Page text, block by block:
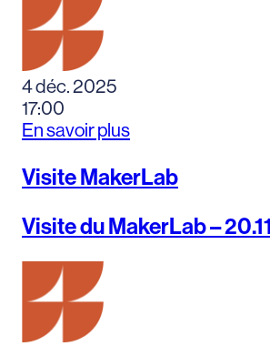
4 déc. 2025
17:00
En savoir plus
Visite MakerLab
Visite du MakerLab –